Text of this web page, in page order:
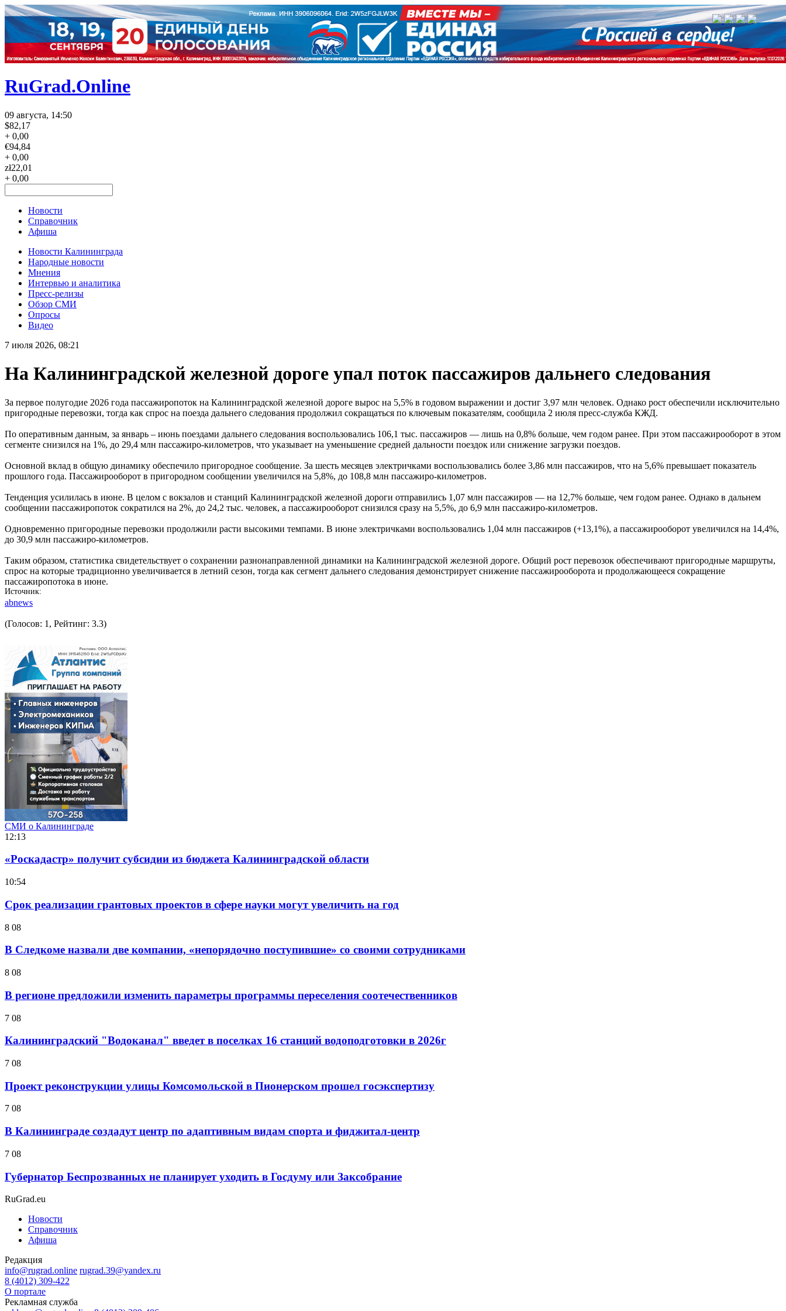
RuGrad.Online
09 августа, 14:50
$82,17
+ 0,00
€94,84
+ 0,00
zł22,01
+ 0,00
Новости
Справочник
Афиша
Новости Калининграда
Народные новости
Мнения
Интервью и аналитика
Пресс-релизы
Обзор СМИ
Опросы
Видео
7 июля 2026, 08:21
На Калининградской железной дороге упал поток пассажиров дальнего следования
За первое полугодие 2026 года пассажиропоток на Калининградской железной дороге вырос на 5,5% в годовом выражении и достиг 3,97 млн человек. Однако рост обеспечили исключительно
пригородные перевозки, тогда как спрос на поезда дальнего следования продолжил сокращаться по ключевым показателям, сообщила 2 июля пресс-служба КЖД.
По оперативным данным, за январь – июнь поездами дальнего следования воспользовались 106,1 тыс. пассажиров — лишь на 0,8% больше, чем годом ранее. При этом пассажирооборот в этом
сегменте снизился на 1%, до 29,4 млн пассажиро-километров, что указывает на уменьшение средней дальности поездок или снижение загрузки поездов.
Основной вклад в общую динамику обеспечило пригородное сообщение. За шесть месяцев электричками воспользовались более 3,86 млн пассажиров, что на 5,6% превышает показатель
прошлого года. Пассажирооборот в пригородном сообщении увеличился на 5,8%, до 108,8 млн пассажиро-километров.
Тенденция усилилась в июне. В целом с вокзалов и станций Калининградской железной дороги отправились 1,07 млн пассажиров — на 12,7% больше, чем годом ранее. Однако в дальнем
сообщении пассажиропоток сократился на 2%, до 24,2 тыс. человек, а пассажирооборот снизился сразу на 5,5%, до 6,9 млн пассажиро-километров.
Одновременно пригородные перевозки продолжили расти высокими темпами. В июне электричками воспользовались 1,04 млн пассажиров (+13,1%), а пассажирооборот увеличился на 14,4%,
до 30,9 млн пассажиро-километров.
Таким образом, статистика свидетельствует о сохранении разнонаправленной динамики на Калининградской железной дороге. Общий рост перевозок обеспечивают пригородные маршруты,
спрос на которые традиционно увеличивается в летний сезон, тогда как сегмент дальнего следования демонстрирует снижение пассажирооборота и продолжающееся сокращение
пассажиропотока в июне.
Источник
abnews
(Голосов: 1, Рейтинг: 3.3)
СМИ о Калининграде
12:13
«Роскадастр» получит субсидии из бюджета Калининградской области
10:54
Срок реализации грантовых проектов в сфере науки могут увеличить на год
8 08
В Следкоме назвали две компании, «непорядочно поступившие» со своими сотрудниками
8 08
В регионе предложили изменить параметры программы переселения соотечественников
7 08
Калининградский "Водоканал" введет в поселках 16 станций водоподготовки в 2026г
7 08
Проект реконструкции улицы Комсомольской в Пионерском прошел госэкспертизу
7 08
В Калининграде создадут центр по адаптивным видам спорта и фиджитал-центр
7 08
Губернатор Беспрозванных не планирует уходить в Госдуму или Заксобрание
RuGrad.eu
Новости
Справочник
Афиша
Редакция
info@rugrad.online rugrad.39@yandex.ru
8 (4012) 309-422
О портале
Рекламная служба